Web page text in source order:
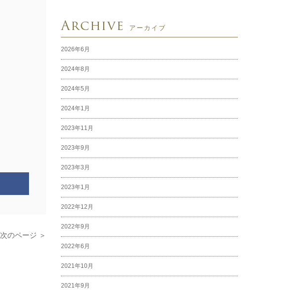
次のページ ＞
Archive アーカイブ
2026年6月
2024年8月
2024年5月
2024年1月
2023年11月
2023年9月
2023年3月
2023年1月
2022年12月
2022年9月
2022年6月
2021年10月
2021年9月